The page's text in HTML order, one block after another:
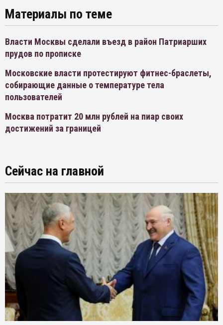
Материалы по теме
Власти Москвы сделали въезд в район Патриарших
прудов по прописке
Московские власти протестируют фитнес-браслеты,
собирающие данные о температуре тела
пользователей
Москва потратит 20 млн рублей на пиар своих
достижений за границей
Сейчас на главной